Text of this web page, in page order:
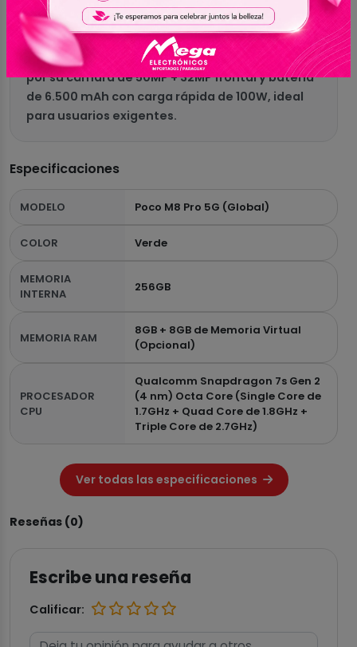
compatible con Dolby Vision y HDR10+. Incorpora
el potente Snapdragon 7s Gen 2, Android 15 con
HyperOS 2.0 y conectividad 5G + NFC. Destaca
por su cámara de 50MP + 32MP frontal y batería
de 6.500 mAh con carga rápida de 100W, ideal
para usuarios exigentes.
Especificaciones
MODELO Poco M8 Pro 5G (Global)
COLOR Verde
MEMORIA
INTERNA
256GB
MEMORIA RAM
8GB + 8GB de Memoria Virtual
(Opcional)
PROCESADOR
CPU
Qualcomm Snapdragon 7s Gen 2
(4 nm) Octa Core (Single Core de
1.7GHz + Quad Core de 1.8GHz +
Triple Core de 2.7GHz)
Ver todas las especificaciones
Reseñas (0)
Escribe una reseña
Calificar: